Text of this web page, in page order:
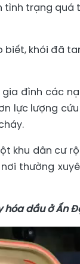
trạng quá
khói đã
đình các
lực lượng
khu dân cư
thường
hóa dầu ở Ấn